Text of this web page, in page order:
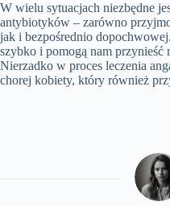
W wielu sytuacjach niezbędne
antybiotyków – zarówno
jak i bezpośrednio
szybko i pomogą nam przynieść
Nierzadko w proces leczenia
chorej kobiety, który również